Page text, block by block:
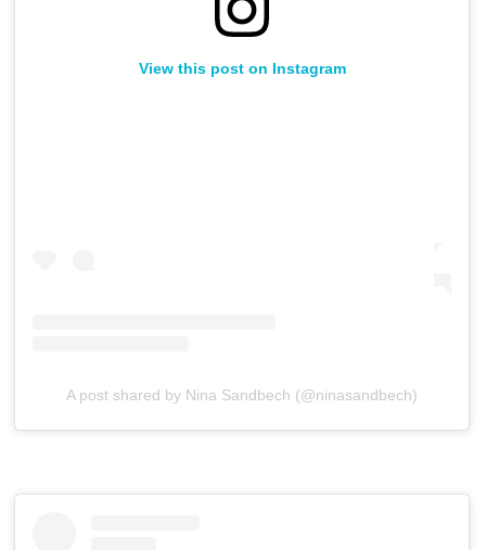
View this post on Instagram
A post shared by Nina Sandbech (@ninasandbech)